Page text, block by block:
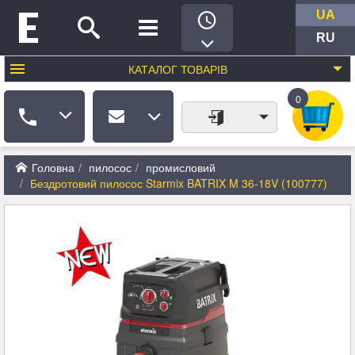
UA
RU
КАТАЛОГ ТОВАРІВ
0
Головна пилосос
промисловий
Бездротовий пилосос Starmix BATRIX M 36-18V (100777)